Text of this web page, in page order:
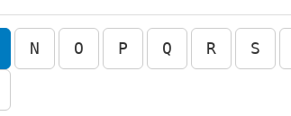
N O P Q R S